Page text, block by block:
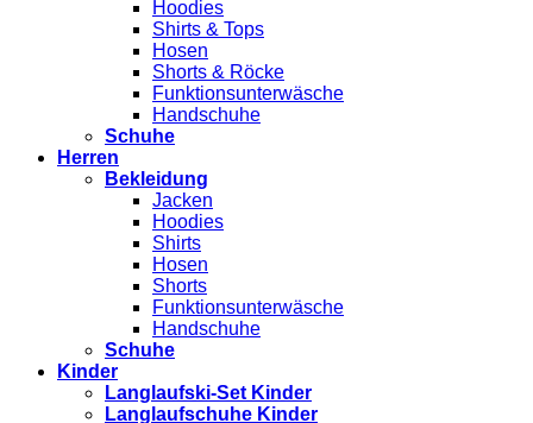
Hoodies
Shirts & Tops
Hosen
Shorts & Röcke
Funktionsunterwäsche
Handschuhe
Schuhe
Herren
Bekleidung
Jacken
Hoodies
Shirts
Hosen
Shorts
Funktionsunterwäsche
Handschuhe
Schuhe
Kinder
Langlaufski-Set Kinder
Langlaufschuhe Kinder